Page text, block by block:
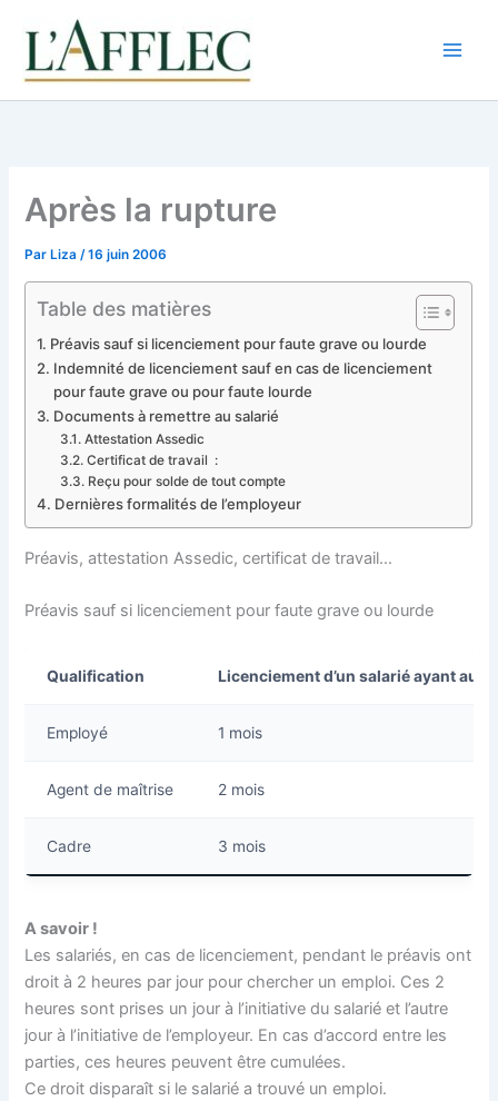
contenu
Après la rupture
Par Liza/16 juin 2006
Table des matières
Préavis sauf si licenciement pour faute grave ou lourde
Indemnité de licenciement sauf en cas de licenciement
pour faute grave ou pour faute lourde
Documents à remettre au salarié
Attestation Assedic
Certificat de travail :
Reçu pour solde de tout compte
Dernières formalités de l’employeur
Préavis, attestation Assedic, certificat de travail…
Préavis sauf si licenciement pour faute grave ou lourde
Qualification Licenciement d’un salarié ayant au
Employé 1 mois
Agent de maîtrise 2 mois
Cadre 3 mois
A savoir !
Les salariés, en cas de licenciement, pendant le préavis ont
droit à 2 heures par jour pour chercher un emploi. Ces 2
heures sont prises un jour à l’initiative du salarié et l’autre
jour à l’initiative de l’employeur. En cas d’accord entre les
parties, ces heures peuvent être cumulées.
Ce droit disparaît si le salarié a trouvé un emploi.